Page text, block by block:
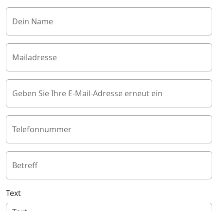
Dein Name
Mailadresse
Geben Sie Ihre E-Mail-Adresse erneut ein
Telefonnummer
Betreff
Text